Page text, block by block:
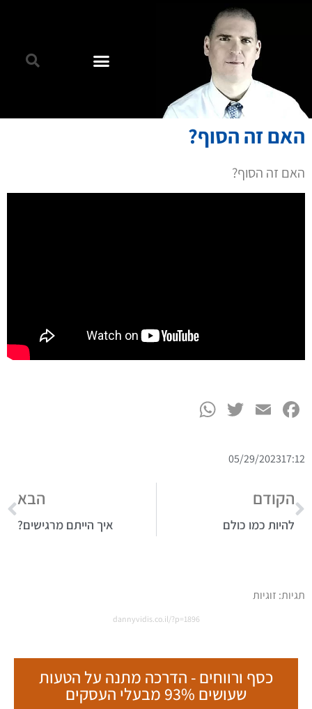
האם זה הסוף?
האם זה הסוף?
Facebook
Email
Twitter
17:12
05/29/2023
הקודם
להיות כמו כולם
הבא
איך הייתם מרגישים?
תגיות: זוגיות
dannyvidis.co.il/?p=1896
כסף ורווחים - הדרכה מתנה על הטעות
שעושים 93% מבעלי העסקים